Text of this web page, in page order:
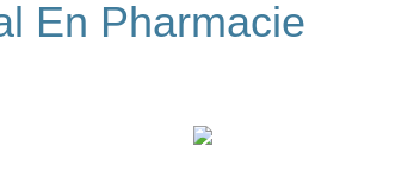
En Pharmacie